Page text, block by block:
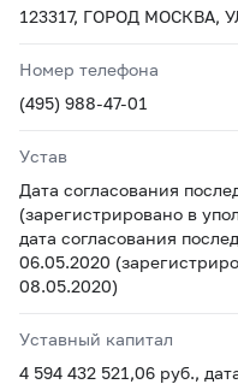
123317, ГОРОД МОСКВА,
Номер телефона
(495) 988-47-01
Устав
Дата согласования
(зарегистрировано в
дата согласования
06.05.2020
08.05.2020)
Уставный капитал
4 594 432 521,06 руб.,